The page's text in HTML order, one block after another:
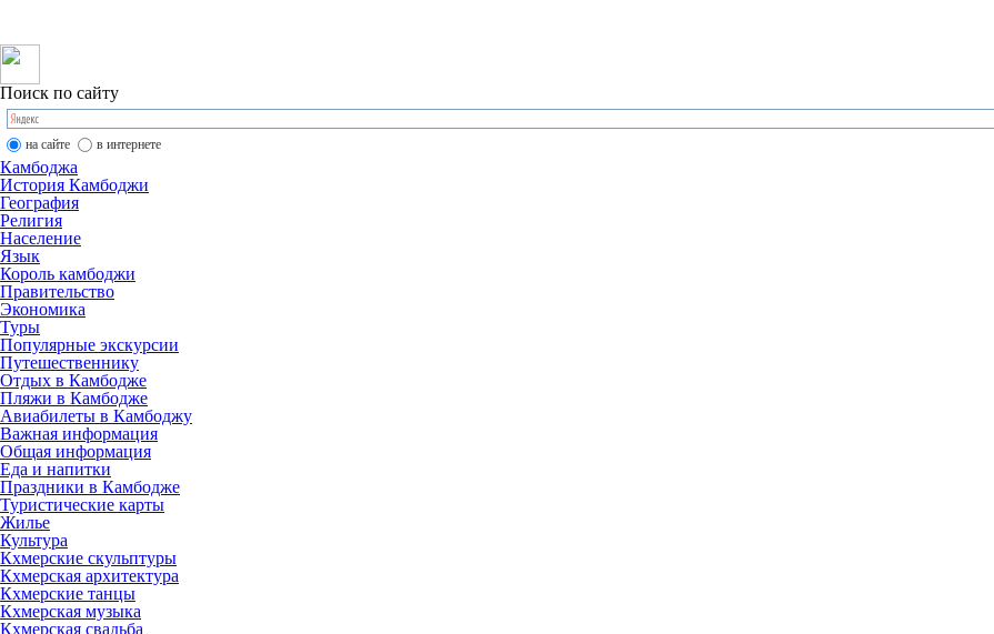
Поиск по сайту
на сайте в интернете
Камбоджа
История Камбоджи
География
Религия
Население
Язык
Король камбоджи
Правительство
Экономика
Туры
Популярные экскурсии
Путешественнику
Отдых в Камбодже
Пляжи в Камбодже
Авиабилеты в Камбоджу
Важная информация
Общая информация
Еда и напитки
Праздники в Камбодже
Туристические карты
Жилье
Культура
Кхмерские скульптуры
Кхмерская архитектура
Кхмерские танцы
Кхмерская музыка
Кхмерская свадьба